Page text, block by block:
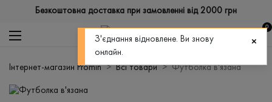
Безкоштовна доставка при замовленні від 2000 грн
0
Інтернет-магазин Promin Всі товари Футболка в'язана
З'єднання відновлене. Ви знову
онлайн.